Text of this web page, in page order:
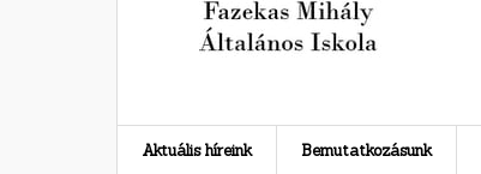
Aktuális híreink Bemutatkozásunk